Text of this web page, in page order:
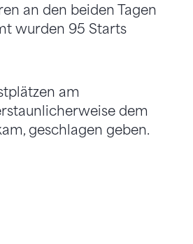
an den beiden Tagen
wurden 95 Starts
am
dem
geschlagen geben.